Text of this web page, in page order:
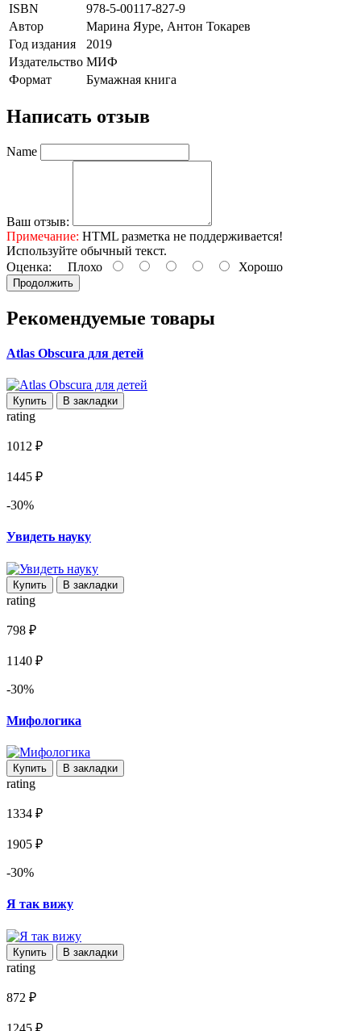
ISBN
978-5-00117-827-9
Автор
Марина Яуре, Антон Токарев
Год издания
2019
Издательство МИФ
Формат
Бумажная книга
Написать отзыв
Name
Ваш отзыв:
Примечание: HTML разметка не поддерживается!
Используйте обычный текст.
Оценка: Плохо Хорошо
Продолжить
Рекомендуемые товары
Atlas Obscura для детей
Купить В закладки
rating
1012 ₽
1445 ₽
-30%
Увидеть науку
Купить В закладки
rating
798 ₽
1140 ₽
-30%
Мифологика
Купить В закладки
rating
1334 ₽
1905 ₽
-30%
Я так вижу
Купить В закладки
rating
872 ₽
1245 ₽